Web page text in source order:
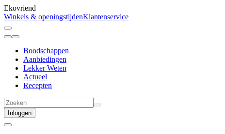
Ekovriend
Winkels & openingstijdenKlantenservice
Boodschappen
Aanbiedingen
Lekker Weten
Actueel
Recepten
Inloggen